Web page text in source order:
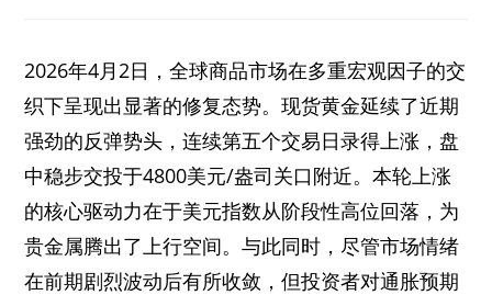
2026年4月2日，全球商品市场在多重宏观因子的交
织下呈现出显著的修复态势。现货黄金延续了近期
强劲的反弹势头，连续第五个交易日录得上涨，盘
中稳步交投于4800美元/盎司关口附近。本轮上涨
的核心驱动力在于美元指数从阶段性高位回落，为
贵金属腾出了上行空间。与此同时，尽管市场情绪
在前期剧烈波动后有所收敛，但投资者对通胀预期